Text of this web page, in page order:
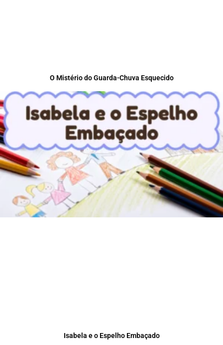
O Mistério do Guarda-Chuva Esquecido
Isabela e o Espelho Embaçado